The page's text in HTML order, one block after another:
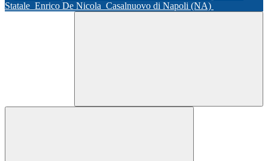
Statale Enrico De Nicola Casalnuovo di Napoli (NA)